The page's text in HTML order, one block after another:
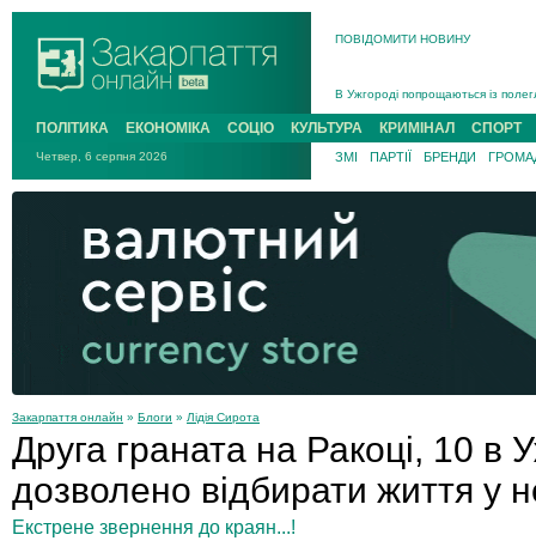
ПОВІДОМИТИ НОВИНУ
В Ужгороді попрощаються із
В Ужгороді 5 серпня
Підтвердили загибель
На війні з рф поліг військовий з
На Хустщині внаслідок ДТП за
Інструктора районного ТЦК на
ПОЛІТИКА ЕКОНОМІКА СОЦІО КУЛЬТУРА КРИМІНАЛ СПОРТ
Четвер, 6 серпня 2026 ЗМІ ПАРТІЇ БРЕНДИ
Закарпаття онлайн » Блоги » Лідія Сирота
Друга граната на Ракоці, 10 в
дозволено відбирати життя у
Екстрене звернення до краян...!